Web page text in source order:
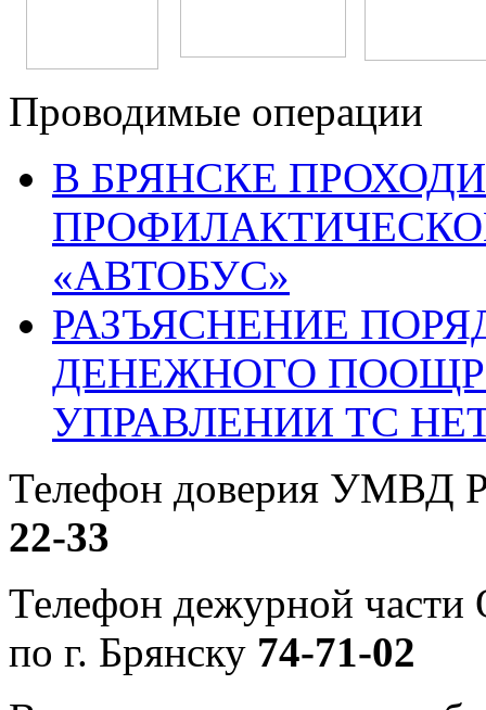
Проводимые операции
В БРЯНСКЕ
«АВТОБУС»
РАЗЪЯСНЕНИЕ
ДЕНЕЖНОГО
УПРАВЛЕНИИ ТС
Телефон доверия УМВД
22-33
Телефон дежурной
по г. Брянску 74-71-02